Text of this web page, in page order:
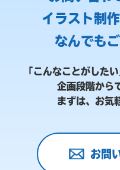
イラスト制
なんでも
「こんなことがした
企画段階から
まずは、お気
お問